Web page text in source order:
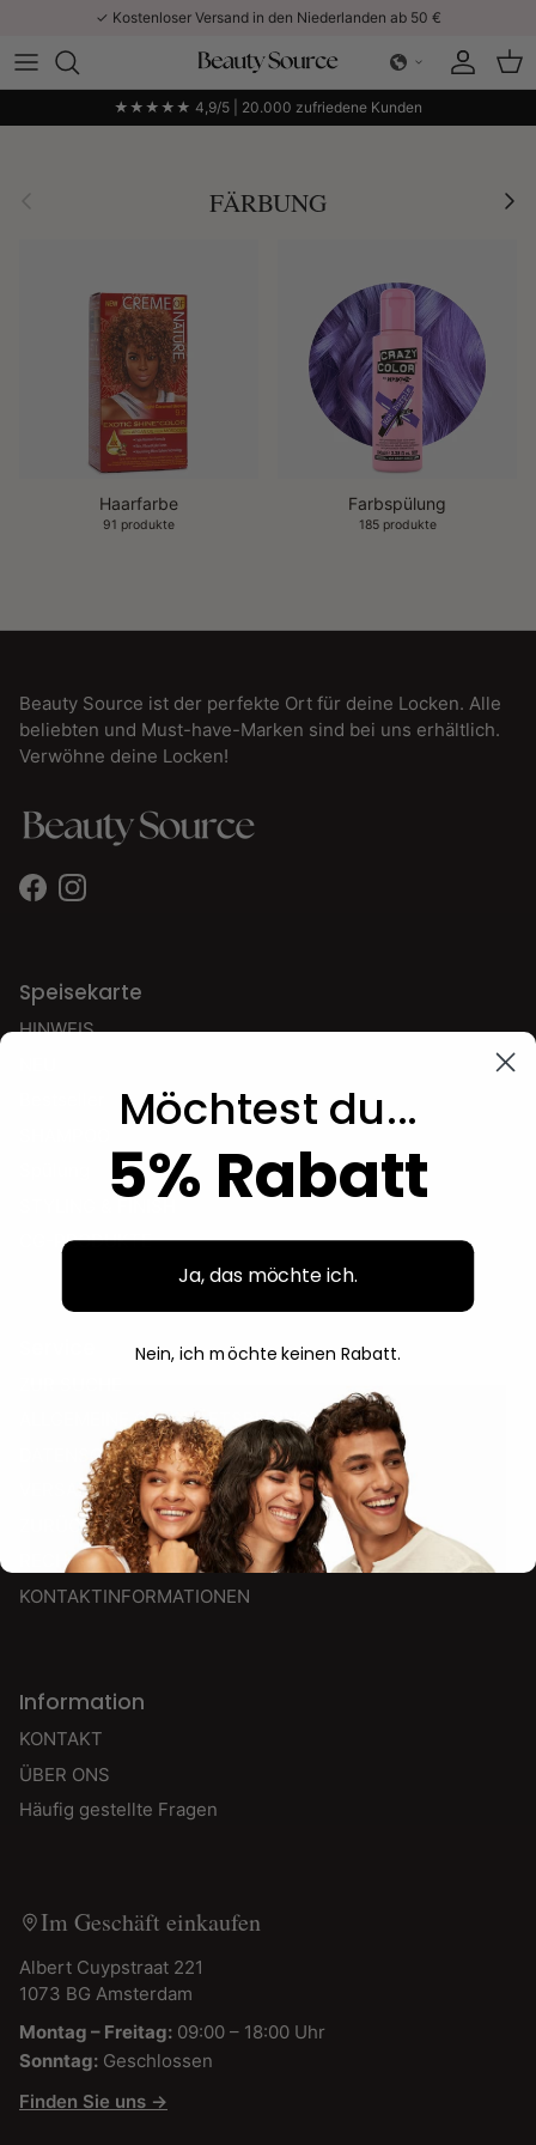
Direkt zum Inhalt✓ Kostenloser Versand in den Niederlanden ab 50 €
Konto
★★★★★ 4,9/5 | 20.000 zufriedene Kunden
Vorherige FÄRBUNG
Haarfarbe
91 produkte
Farbspülung
185 produkte
Beauty Source ist der perfekte Ort für deine Locken. Alle
beliebten und Must-have-Marken sind bei uns erhältlich.
Verwöhne deine Locken!
FacebookInstagram
Speisekarte
HINWEIS
CG-PRODUKTE
ALLGEMEINE GESCHÄFTSBEDINGUNGEN
DATENSCHUTZRICHTLINIE
VERSANDRICHTLINIEN
ZURÜCKKEHREN
RECHTLICHER HINWEIS
KONTAKTINFORMATIONEN
Information
KONTAKT
ÜBER ONS
Häufig gestellte Fragen
Im Geschäft einkaufen
Albert Cuypstraat 221
1073 BG Amsterdam
Montag – Freitag: 09:00 – 18:00 Uhr
Sonntag: Geschlossen
Finden Sie uns →
Möchtest du...
5% Rabatt
Ja, das möchte ich.
Nein, ich möchte keinen Rabatt.